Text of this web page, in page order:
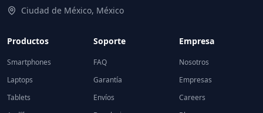
Ciudad de México, México
Productos
Smartphones
Laptops
Tablets
Soporte
FAQ
Garantía
Envíos
Empresa
Nosotros
Empresas
Careers